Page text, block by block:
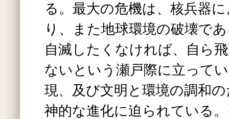
る。最大の危機は、核兵器
り、また地球環境の破壊で
自滅したくなければ、自ら
ないという瀬戸際に立って
現、及び文明と環境の調和
神的な進化に迫られている